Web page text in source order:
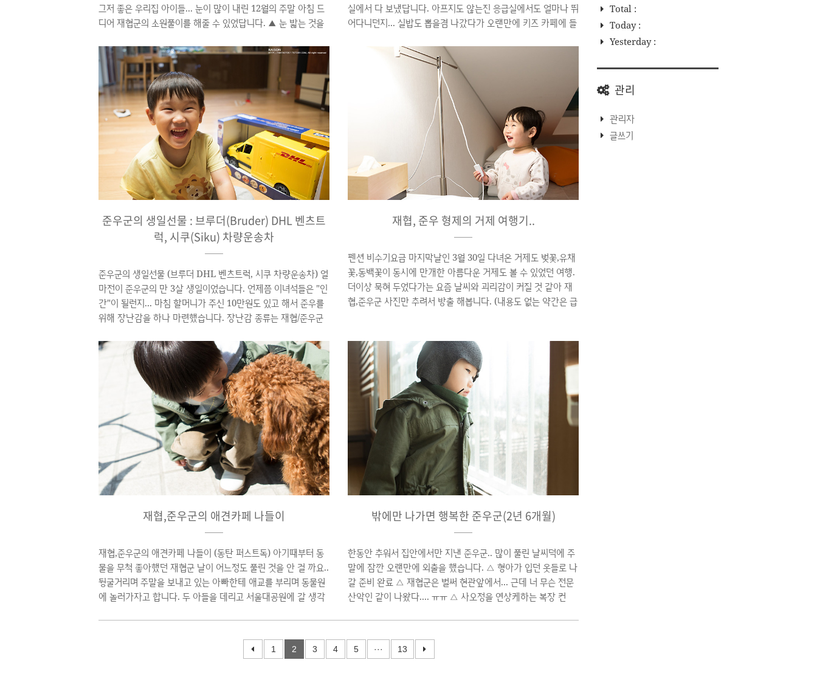
그저 좋은 우리집 아이들... 눈이 많이 내린 12월의 주말 아침 드
디어 재협군의 소원풀이를 해줄 수 있었답니다. ▲ 눈 밟는 것을
도 아빠표 개썰매(?)에 탑승 ▲ 재협군표 개썰매(?)도 재밌는 준
우군 아빠의 체력이 다해갈 무렵 알아서 자기내들 끼리 끌어주는
효자 녀석들.. ㅠㅠ ▲ 공원에 무료 개장한 작은 눈썰매장 이 때
내눈에 보인게 있으니 바로 공원의 작은 동산. 오~ 저거면 고생
끝이다. 하지만 아이들은 무섭답니다... "남자가 이게 무서우면
어쩌냐" (니들이 여기서 타야 아빠가 편하다!) 징징거리는 아이
실에서 다 보냈답니다. 아프지도 않는진 응급실에서도 얼마나 뛰
어다니던지... 실밥도 뽑을겸 나갔다가 오랜만에 키즈 카페에 들
워서 그런지 올해 단풍색은 정말 예술이네요 | CANON EOS
5D Mark III | CANON EF 24-70mm F2.8/L | 2013.11.09
| ※ 사진의 저작권은 본인에게 있으며 편집 및 상업적용도의 사
준우군의 생일선물 : 브루더(Bruder) DHL 벤츠트
럭, 시쿠(Siku) 차량운송차
준우군의 생일선물 (브루더 DHL 벤츠트럭, 시쿠 차량운송차) 얼
마전이 준우군의 만 3살 생일이었습니다. 언제쯤 이녀석들은 "인
간"이 될런지... 마침 할머니가 주신 10만원도 있고 해서 준우를
위해 장난감을 하나 마련했습니다. 장난감 종류는 재협/준우군
다. 마트의 1~2만원대 중국산 장난감은 1시간내에 모두 망가트
리는 녀석들인지라 튼튼하기로 소문난 독일제로 구매! ▲ 선물
자동차를 보자 세상을 다갖은 것처럼 환한 웃음을 보이는 준우군
아빠 보고도 이리 웃어 좀 봐라.. ▲ 드디어 개봉 박두 ▲ 부러운
지 참견을 시작한 재협군 재협군 삐질까봐 다른 녀석으로 준비했
지만, 보관해 놓고 1주일 뒤에 줬답니다. 그런데 재협군 이미 알
고 있었더군요. 아빠..
재협, 준우 형제의 거제 여행기..
펜션 비수기요금 마지막날인 3월 30일 다녀온 거제도 벚꽃,유채
꽃,동백꽃이 동시에 만개한 아름다운 거제도 볼 수 있었던 여행.
더이상 묵혀 두었다가는 요즘 날씨와 괴리감이 커질 것 같아 재
협,준우군 사진만 추려서 방출 해봅니다. (내용도 없는 약간은 급
아이들. 재협군은 이제 뭐 좀 안다고 동전 넣어달라네요.. ㅠㅠ
△ 유람선 기다리다 지친 준우군 △ 결국 삐진 준우군.. 정말 저럴
때는 얄밉고 때리고 싶다... ㅠㅠ △ 난생 처음 타본 배가 신기한
형제들.. △ 외도에서 기념사진도 찍고.. △ 올라가다 힘들어 잠
시 쉬기도 하고 (준우군 입술의 점은 점점 커지고 있다..) △ 꽃 향
재협,준우군의 애견카페 나들이
재협,준우군의 애견카페 나들이 (동탄 퍼스트독) 아기때부터 동
물을 무척 좋아했던 재협군 날이 어느정도 풀린 것을 안 걸 까요..
뒹굴거리며 주말을 보내고 있는 아빠한테 애교를 부리며 동물원
에 놀러가자고 합니다. 두 아들을 데리고 서울대공원에 갈 생각
갑니다. 아빠의 꼼수로 멍멍이 보러가는 것으로 협상은 잘 마무
리되었죠.. 스맛폰으로 집에서 제일 가까운 애견카페 검색에 들
밖에만 나가면 행복한 준우군(2년 6개월)
한동안 추워서 집안에서만 지낸 준우군.. 많이 풀린 날씨덕에 주
말에 잠깐 오랜만에 외출을 했습니다. △ 형아가 입던 옷들로 나
갈 준비 완료 △ 재협군은 벌써 현관앞에서... 근데 너 무슨 전문
산악인 같이 나왔다.... ㅠㅠ △ 사오정을 연상케하는 복장 컨
은 준우군.. | CANON EOS 5D Mark III | CANON EF 24-
70mm F2.8/L | 2013.2.28 | ※ 사진의 저작권은 본인에게 있
1 2 3 4 5 ··· 13
Total :
Today :
Yesterday :
관리
관리자
글쓰기